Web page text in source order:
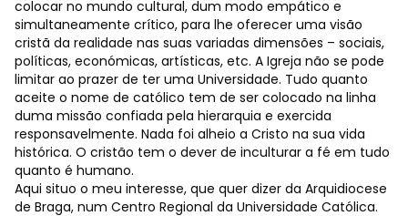
colocar no mundo cultural, dum modo empático e
simultaneamente crítico, para lhe oferecer uma visão
cristã da realidade nas suas variadas dimensões – sociais,
políticas, económicas, artísticas, etc. A Igreja não se pode
limitar ao prazer de ter uma Universidade. Tudo quanto
aceite o nome de católico tem de ser colocado na linha
duma missão confiada pela hierarquia e exercida
responsavelmente. Nada foi alheio a Cristo na sua vida
histórica. O cristão tem o dever de inculturar a fé em tudo
quanto é humano.
Aqui situo o meu interesse, que quer dizer da Arquidiocese
de Braga, num Centro Regional da Universidade Católica.